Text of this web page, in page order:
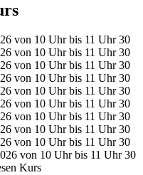
von 10 Uhr bis 11 Uhr 30
von 10 Uhr bis 11 Uhr 30
von 10 Uhr bis 11 Uhr 30
von 10 Uhr bis 11 Uhr 30
von 10 Uhr bis 11 Uhr 30
von 10 Uhr bis 11 Uhr 30
von 10 Uhr bis 11 Uhr 30
von 10 Uhr bis 11 Uhr 30
von 10 Uhr bis 11 Uhr 30
von 10 Uhr bis 11 Uhr 30
Kurs